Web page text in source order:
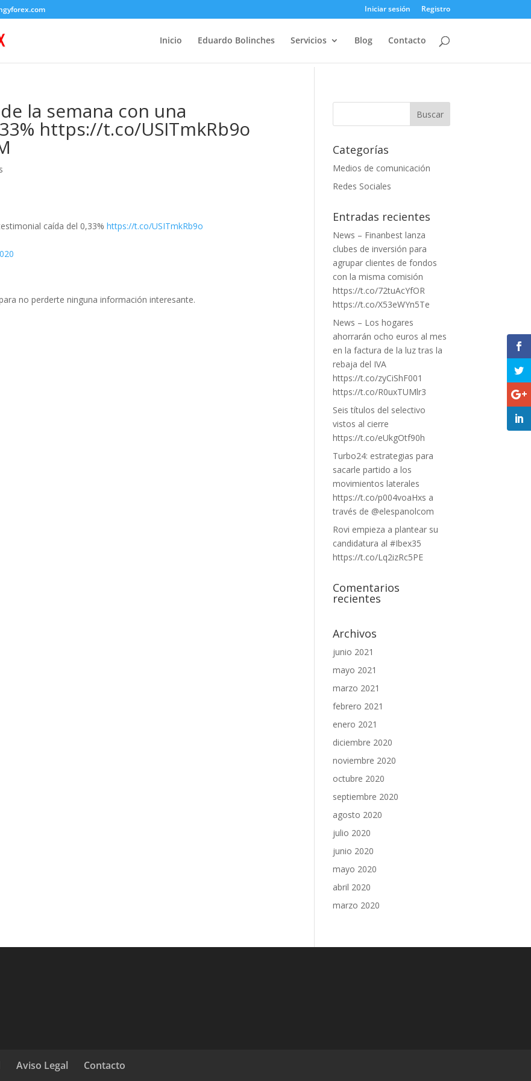
Iniciar sesión Registro
Inicio Eduardo Bolinches Servicios Blog Contacto
la semana con una
https://t.co/USITmkRb9o
caída del 0,33%https://t.co/USITmkRb9o
no perderte ninguna información interesante.
Categorías
Medios de comunicación
Redes Sociales
Entradas recientes
News – Finanbest lanza
clubes de inversión para
agrupar clientes de fondos
con la misma comisión
https://t.co/72tuAcYfOR
https://t.co/X53eWYn5Te
News – Los hogares
ahorrarán ocho euros al mes
en la factura de la luz tras la
rebaja del IVA
https://t.co/zyCiShF001
https://t.co/R0uxTUMlr3
Seis títulos del selectivo
vistos al cierre
https://t.co/eUkgOtf90h
Turbo24: estrategias para
sacarle partido a los
movimientos laterales
https://t.co/p004voaHxs a
través de @elespanolcom
Rovi empieza a plantear su
candidatura al #Ibex35
https://t.co/Lq2izRc5PE
Comentarios
recientes
Archivos
junio 2021
mayo 2021
marzo 2021
febrero 2021
enero 2021
diciembre 2020
noviembre 2020
octubre 2020
septiembre 2020
agosto 2020
julio 2020
junio 2020
mayo 2020
abril 2020
marzo 2020
Aviso Legal Contacto